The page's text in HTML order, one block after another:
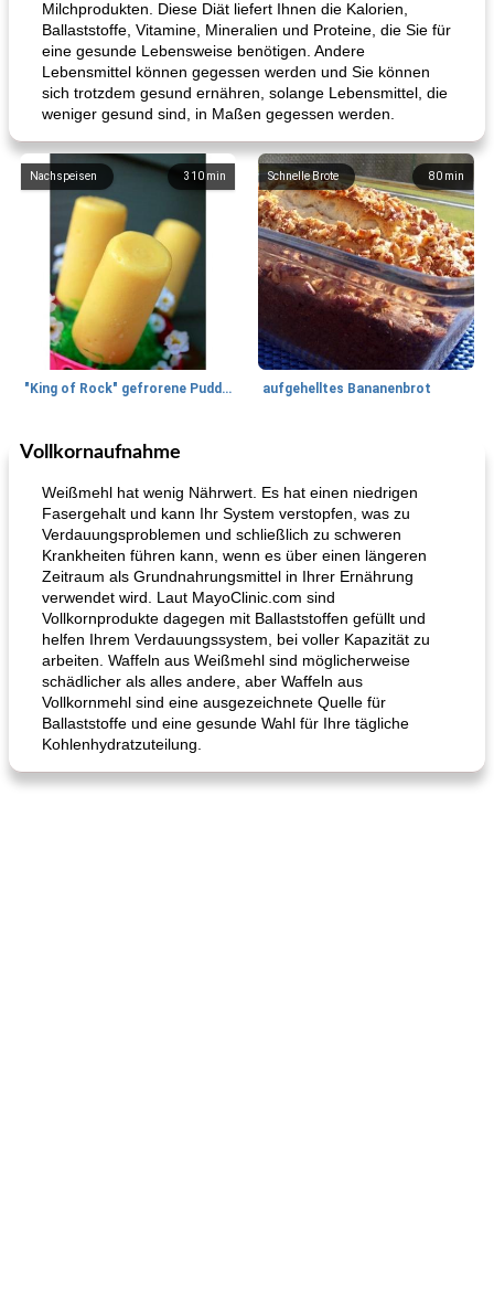
Milchprodukten. Diese Diät liefert Ihnen die Kalorien,
Ballaststoffe, Vitamine, Mineralien und Proteine, die Sie für
eine gesunde Lebensweise benötigen. Andere
Lebensmittel können gegessen werden und Sie können
sich trotzdem gesund ernähren, solange Lebensmittel, die
weniger gesund sind, in Maßen gegessen werden.
310 min
Nachspeisen
"King of Rock" gefrorene Pudding Pops
80 min
Schnelle Brote
aufgehelltes Bananenbrot
Mittagessen / Snacks
Hühnchen, Süßkartoffelsuppe
Vollkornaufnahme
Weißmehl hat wenig Nährwert. Es hat einen niedrigen
Fasergehalt und kann Ihr System verstopfen, was zu
Verdauungsproblemen und schließlich zu schweren
Krankheiten führen kann, wenn es über einen längeren
Zeitraum als Grundnahrungsmittel in Ihrer Ernährung
verwendet wird. Laut MayoClinic.com sind
Vollkornprodukte dagegen mit Ballaststoffen gefüllt und
helfen Ihrem Verdauungssystem, bei voller Kapazität zu
arbeiten. Waffeln aus Weißmehl sind möglicherweise
schädlicher als alles andere, aber Waffeln aus
Vollkornmehl sind eine ausgezeichnete Quelle für
Ballaststoffe und eine gesunde Wahl für Ihre tägliche
Kohlenhydratzuteilung.